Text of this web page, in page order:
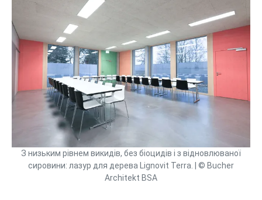
З низьким рівнем викидів, без біоцидів і з відновлюваної
сировини: лазур для дерева Lignovit Terra. | © Bucher
Architekt BSA